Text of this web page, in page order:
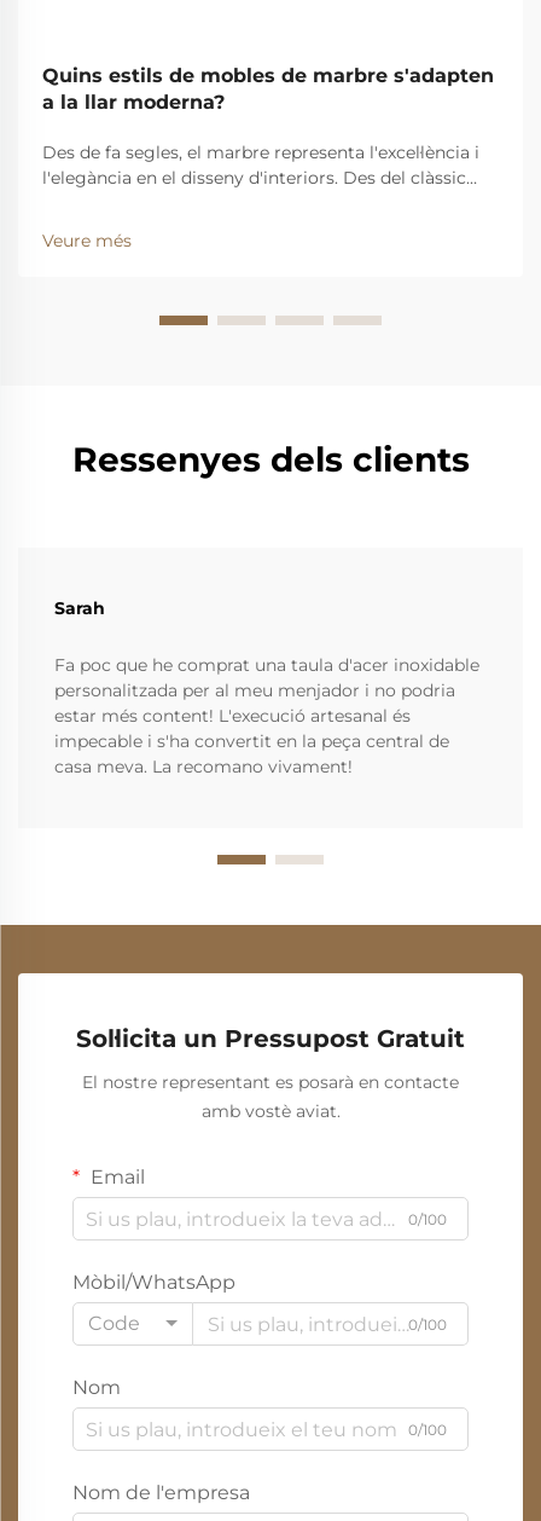
Quins estils de mobles de marbre s'adapten
a la llar moderna?
Des de fa segles, el marbre representa l'excel·lència i
l'elegància en el disseny d'interiors. Des del clàssic
fonamental del sector. A Fuhua Marble Expert, creem
mobles de marbre que combinen el millor del vell
Veure més
Ressenyes dels clients
Sarah
Fa poc que he comprat una taula d'acer inoxidable
personalitzada per al meu menjador i no podria
estar més content! L'execució artesanal és
impecable i s'ha convertit en la peça central de
casa meva. La recomano vivament!
Sol·licita un Pressupost Gratuit
El nostre representant es posarà en contacte
amb vostè aviat.
Email
0/100
Mòbil/WhatsApp
Code
0/100
Nom
0/100
Nom de l'empresa